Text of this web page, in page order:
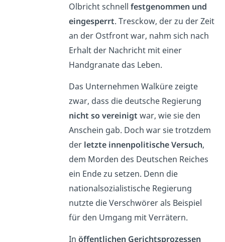
Olbricht schnell festgenommen und
eingesperrt. Tresckow, der zu der Zeit
an der Ostfront war, nahm sich nach
Erhalt der Nachricht mit einer
Handgranate das Leben.
Das Unternehmen Walküre zeigte
zwar, dass die deutsche Regierung
nicht so vereinigt war, wie sie den
Anschein gab. Doch war sie trotzdem
der letzte innenpolitische Versuch,
dem Morden des Deutschen Reiches
ein Ende zu setzen. Denn die
nationalsozialistische Regierung
nutzte die Verschwörer als Beispiel
für den Umgang mit Verrätern.
In öffentlichen Gerichtsprozessen